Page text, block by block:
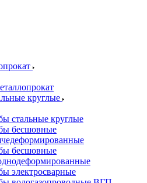
круглые
стальные круглые
бесшовные
бесшовные
электросварные